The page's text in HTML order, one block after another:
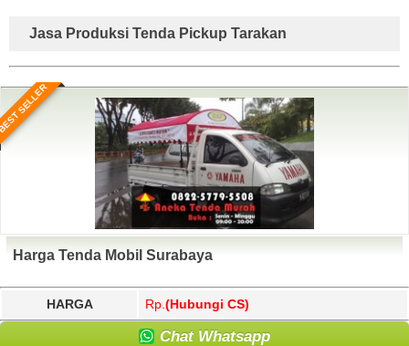
Jasa Produksi Tenda Pickup Tarakan
SELLER
Harga Tenda Mobil Surabaya
HARGA Rp. (Hubungi CS)
Chat Whatsapp